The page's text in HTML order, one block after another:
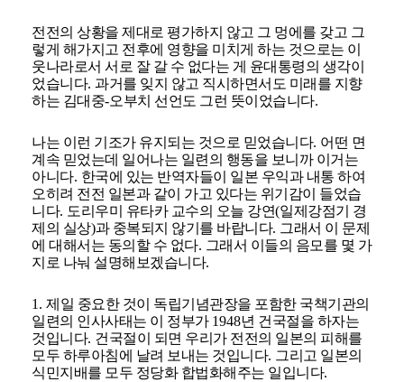
전전의 상황을 제대로 평가하지 않고 그 멍에를 갖고 그
렇게 해가지고 전후에 영향을 미치게 하는 것으로는 이
웃나라로서 서로 잘 갈 수 없다는 게 윤대통령의 생각이
었습니다.과거를 잊지 않고 직시하면서도 미래를 지향
하는 김대중-오부치 선언도 그런 뜻이었습니다.
나는 이런 기조가 유지되는 것으로 믿었습니다. 어떤 면
계속 믿었는데 일어나는 일련의 행동을 보니까 이거는
아니다. 한국에 있는 반역자들이 일본 우익과 내통 하여
오히려 전전 일본과 같이 가고 있다는 위기감이 들었습
니다. 도리우미 유타카 교수의 오늘 강연(일제강점기 경
제의 실상)과 중복되지 않기를 바랍니다. 그래서 이 문제
에 대해서는 동의할 수 없다. 그래서 이들의 음모를 몇 가
지로 나눠 설명해보겠습니다.
1.제일 중요한 것이 독립기념관장을 포함한 국책기관의
일련의 인사사태는 이 정부가 1948년 건국절을 하자는
것입니다. 건국절이 되면 우리가 전전의 일본의 피해를
모두 하루아침에 날려 보내는 것입니다. 그리고 일본의
식민지배를 모두 정당화 합법화해주는 일입니다.